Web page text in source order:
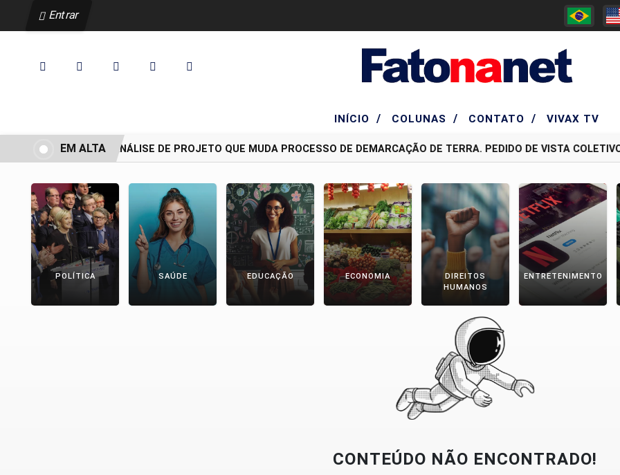
Entrar
INÍCIO / COLUNAS / CONTATO / VIVAX TV
CCJ ADIA ANÁLISE DE PROJETO QUE MUDA PROCESSO DE DEMARCAÇÃO DE TERRA. PEDIDO DE VISTA
EM ALTA
POLÍTICA SAÚDE EDUCAÇÃO ECONOMIA
DIREITOS
HUMANOS
ENTRETENIMENTO
CONTEÚDO NÃO ENCONTRADO!